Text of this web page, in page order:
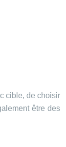
cible, de choisir
être des